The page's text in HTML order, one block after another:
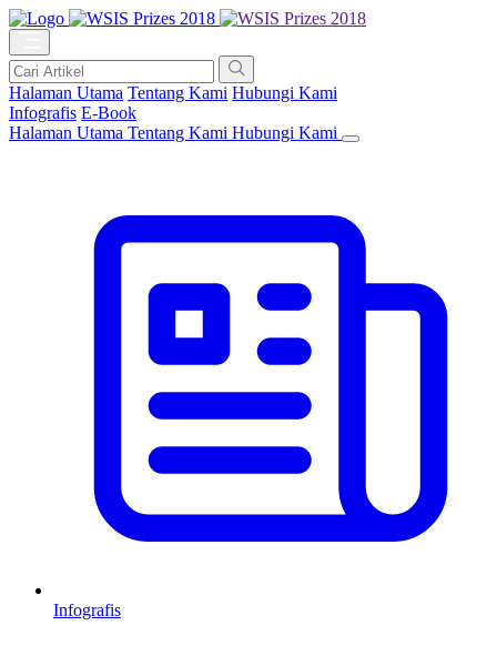
Halaman Utama Tentang Kami Hubungi Kami
Infografis E-Book
Halaman Utama Tentang Kami Hubungi Kami
Infografis